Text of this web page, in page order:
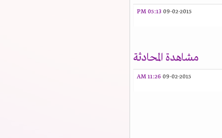
09-02-2015
05:13 PM
مشاهدة المحادثة
09-02-2015
11:26 AM